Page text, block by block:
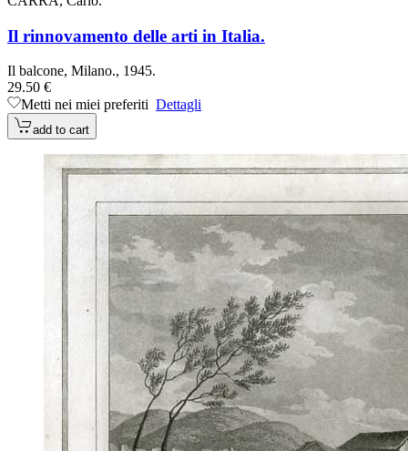
Il rinnovamento delle arti in Italia.
Il balcone, Milano., 1945.
29.50 €
Metti nei miei preferiti Dettagli
add to cart